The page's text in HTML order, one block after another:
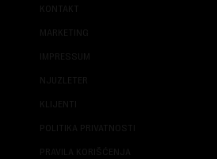
KONTAKT
MARKETING
IMPRESSUM
NJUZLETER
KLIJENTI
POLITIKA PRIVATNOSTI
PRAVILA KORIŠĆENJA